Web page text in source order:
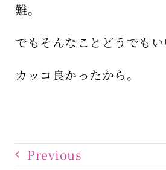
難。
でもそんなことどうでもい
カッコ良かったから。
Previous